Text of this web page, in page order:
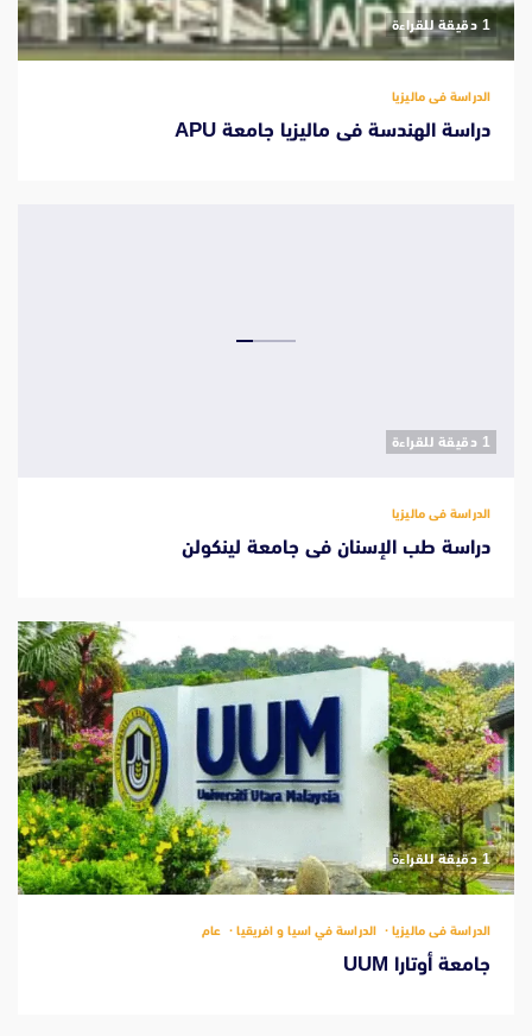
‫1 دقيقة للقراءة
الدراسة فى ماليزيا
دراسة الهندسة فى ماليزيا جامعة APU
‫1 دقيقة للقراءة
الدراسة فى ماليزيا
دراسة طب الإسنان فى جامعة لينكولن
‫1 دقيقة للقراءة
الدراسة فى ماليزيا الدراسة في اسيا و افريقيا عام
جامعة أوتارا UUM